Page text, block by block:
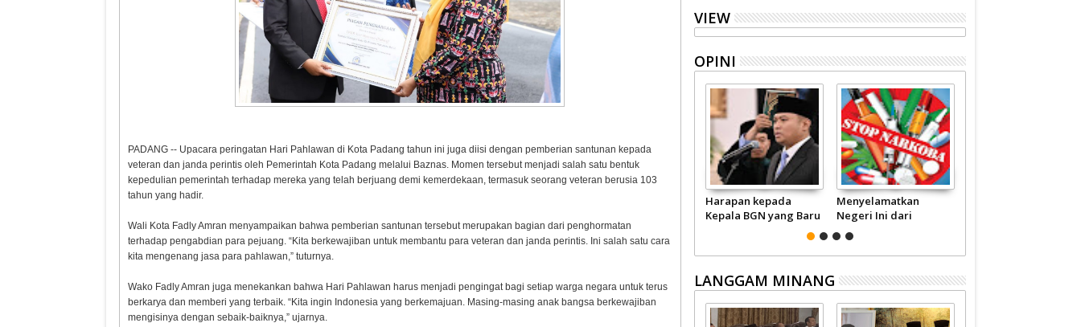
PADANG -- Upacara peringatan Hari Pahlawan di Kota Padang tahun ini juga diisi dengan pemberian santunan kepada
veteran dan janda perintis oleh Pemerintah Kota Padang melalui Baznas. Momen tersebut menjadi salah satu bentuk
kepedulian pemerintah terhadap mereka yang telah berjuang demi kemerdekaan, termasuk seorang veteran berusia 103
tahun yang hadir.
Wali Kota Fadly Amran menyampaikan bahwa pemberian santunan tersebut merupakan bagian dari penghormatan
terhadap pengabdian para pejuang. “Kita berkewajiban untuk membantu para veteran dan janda perintis. Ini salah satu cara
kita mengenang jasa para pahlawan,” tuturnya.
Wako Fadly Amran juga menekankan bahwa Hari Pahlawan harus menjadi pengingat bagi setiap warga negara untuk terus
berkarya dan memberi yang terbaik. “Kita ingin Indonesia yang berkemajuan. Masing-masing anak bangsa berkewajiban
mengisinya dengan sebaik-baiknya,” ujarnya.
VIEW
OPINI
Harapan kepada
Kepala BGN yang Baru
Menyelamatkan
Negeri Ini dari
Narkoba
LANGGAM MINANG